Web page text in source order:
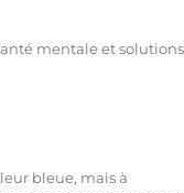
mentale et
bleue, mais à